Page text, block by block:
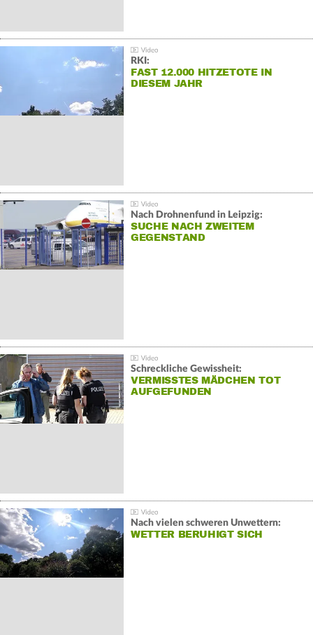
RKI:
FAST 12.000 HITZETOTE IN
DIESEM JAHR
Nach Drohnenfund in Leipzig:
SUCHE NACH ZWEITEM
GEGENSTAND
Schreckliche Gewissheit:
VERMISSTES MÄDCHEN TOT
AUFGEFUNDEN
Nach vielen schweren Unwettern:
WETTER BERUHIGT SICH